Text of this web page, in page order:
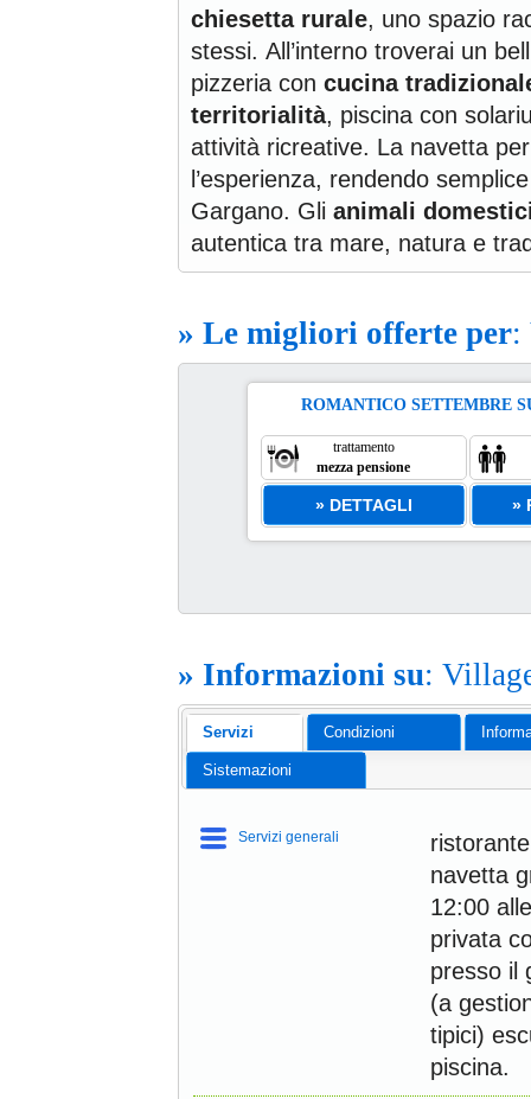
chiesetta rurale, uno spazio
stessi. All’interno troverai un
pizzeria con cucina
territorialità, piscina con
attività ricreative. La navetta
l’esperienza, rendendo
Gargano. Gli animali
autentica tra mare, natura e
» Le migliori offerte per:
ROMANTICO SETTEMBRE
trattamento
mezza pensione
» DETTAGLI »
» Informazioni su:
Servizi Condizioni
Sistemazioni
Servizi generali
navetta
12:00
privata
presso il
(a
tipici)
piscina.